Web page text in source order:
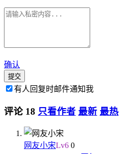
确认
提交
有人回复时邮件通知我
评论 18 只看作者 最新 最热
网友小宋Lv6 0